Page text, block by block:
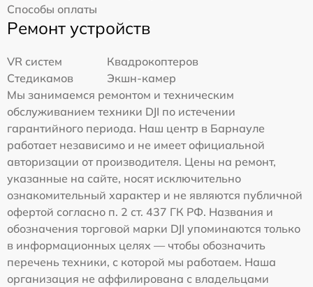
Способы оплаты
Ремонт устройств
VR систем
Квадрокоптеров
Стедикамов
Экшн-камер
Мы занимаемся ремонтом и техническим
обслуживанием техники DJI по истечении
гарантийного периода. Наш центр в Барнауле
работает независимо и не имеет официальной
авторизации от производителя. Цены на ремонт,
указанные на сайте, носят исключительно
ознакомительный характер и не являются публичной
офертой согласно п. 2 ст. 437 ГК РФ. Названия и
обозначения торговой марки DJI упоминаются только
в информационных целях — чтобы обозначить
перечень техники, с которой мы работаем. Наша
организация не аффилирована с владельцами